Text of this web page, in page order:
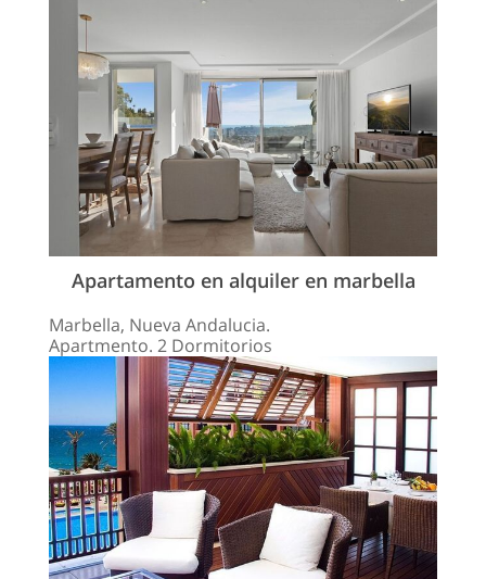
Apartamento en alquiler en marbella
Marbella, Nueva Andalucia.
Apartmento. 2 Dormitorios